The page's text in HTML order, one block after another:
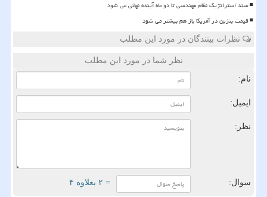
سند استراتژیک نظام مهندسی تا دو ماه آینده نهائی می شود
قیمت بنزین در آمریکا باز هم بیشتر می شود
نظرات بینندگان در مورد این مطلب
نظر شما در مورد این مطلب
نام:
ایمیل:
نظر:
سوال: = ۲ بعلاوه ۴